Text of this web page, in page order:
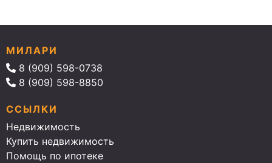
МИЛАРИ
8 (909) 598-0738
8 (909) 598-8850
ССЫЛКИ
Недвижимость
Купить недвижимость
Помощь по ипотеке